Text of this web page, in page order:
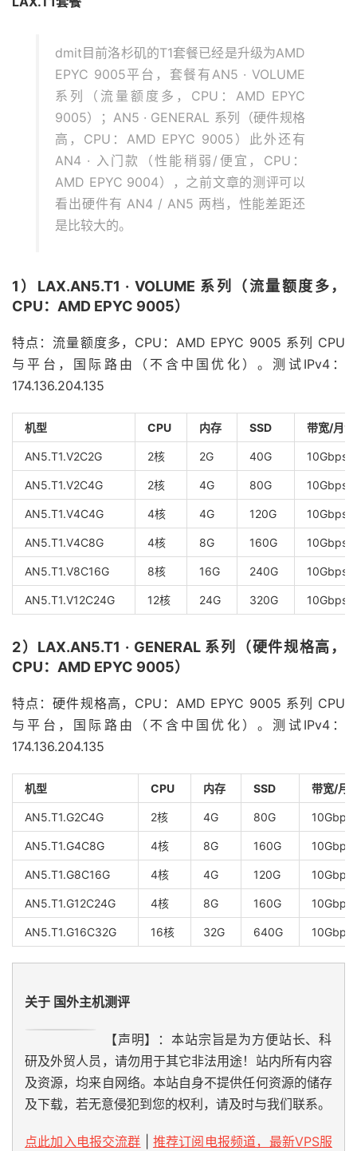
dmit目前洛杉矶的T1套餐已经是升级为AMD
EPYC 9005平台，套餐有AN5 · VOLUME
系列（流量额度多，CPU：AMD EPYC
9005）；AN5 · GENERAL 系列（硬件规格
高，CPU：AMD EPYC 9005）此外还有
AN4 · 入门款（性能稍弱/便宜，CPU：
AMD EPYC 9004），之前文章的测评可以
看出硬件有 AN4 / AN5 两档，性能差距还
是比较大的。
1）LAX.AN5.T1 · VOLUME 系列（流量额度多，
CPU：AMD EPYC 9005）
特点：流量额度多，CPU：AMD EPYC 9005 系列 CPU
与平台，国际路由（不含中国优化）。测试IPv4：
174.136.204.135
机型 CPU 内存 SSD 带宽/月
AN5.T1.V2C2G 2核 2G 40G 10Gbps/
AN5.T1.V2C4G 2核 4G 80G 10Gbps/
AN5.T1.V4C4G 4核 4G 120G 10Gbps/
AN5.T1.V4C8G 4核 8G 160G 10Gbps/
AN5.T1.V8C16G 8核 16G 240G 10Gbps/
AN5.T1.V12C24G 12核 24G 320G 10Gbps/
2）LAX.AN5.T1 · GENERAL 系列（硬件规格高，
CPU：AMD EPYC 9005）
特点：硬件规格高，CPU：AMD EPYC 9005 系列 CPU
与平台，国际路由（不含中国优化）。测试IPv4：
174.136.204.135
机型 CPU 内存 SSD 带宽/月
AN5.T1.G2C4G 2核 4G 80G
AN5.T1.G4C8G 4核 8G 160G
AN5.T1.G8C16G 4核 4G 120G
AN5.T1.G12C24G 4核 8G 160G
AN5.T1.G16C32G 16核 32G 640G
关于 国外主机测评
【声明】：本站宗旨是为方便站长、科
研及外贸人员，请勿用于其它非法用途！站内所有内容
及资源，均来自网络。本站自身不提供任何资源的储存
及下载，若无意侵犯到您的权利，请及时与我们联系。
点此加入电报交流群
推荐订阅电报频道，最新VPS服